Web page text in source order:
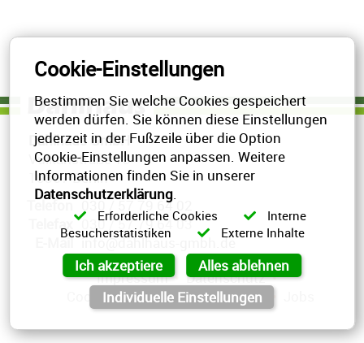
Dahlhaus GmbH
Vulkanstraße 13
10367 Berlin
Telefon 030 / 57 79 64 02
Telefax
030 / 57 79 64 03
E-Mail info@dahlhaus-gmbh.de
Impressum • Datenschutz •
Cookie Einstellungen • Kontakt
Cookie-Einstellungen
Bestimmen Sie welche Cookies gespeichert
werden dürfen. Sie können diese Einstellungen
jederzeit in der Fußzeile über die Option
Cookie-Einstellungen anpassen. Weitere
Informationen finden Sie in unserer
Datenschutzerklärung.
Erforderliche Cookies
Interne
Besucherstatistiken
Externe Inhalte
Ich akzeptiere
Alles ablehnen
Individuelle Einstellungen